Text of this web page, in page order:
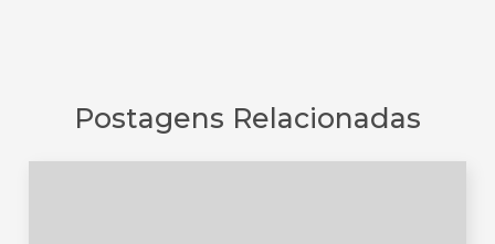
Postagens Relacionadas